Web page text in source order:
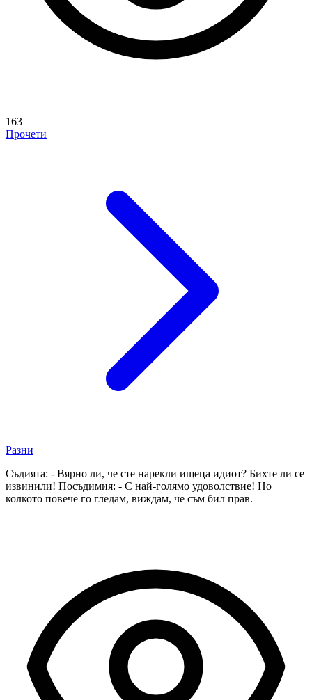
163
Прочети
Разни
Съдията: - Вярно ли, че сте нарекли ищеца идиот? Бихте ли се
извинили! Посъдимия: - С най-голямо удоволствие! Но
колкото повече го гледам, виждам, че съм бил прав.